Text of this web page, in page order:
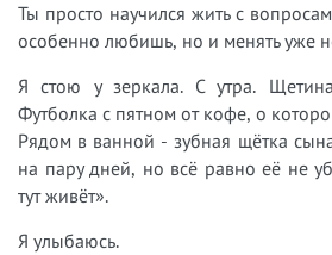
Ты просто научился жить с
особенно любишь, но и менять уже
Я стою у зеркала. С утра.
Футболка с пятном от кофе, о
Рядом в ванной - зубная щётка
на пару дней, но всё равно её не
тут живёт».
Я улыбаюсь.